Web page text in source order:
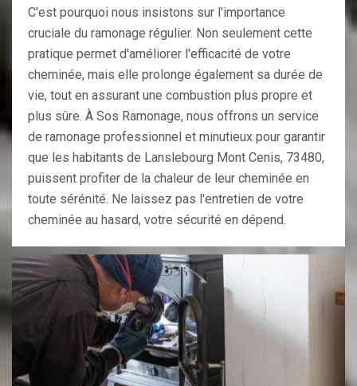
C'est pourquoi nous insistons sur l'importance
cruciale du ramonage régulier. Non seulement cette
pratique permet d'améliorer l'efficacité de votre
cheminée, mais elle prolonge également sa durée de
vie, tout en assurant une combustion plus propre et
plus sûre. À Sos Ramonage, nous offrons un service
de ramonage professionnel et minutieux pour garantir
que les habitants de Lanslebourg Mont Cenis, 73480,
puissent profiter de la chaleur de leur cheminée en
toute sérénité. Ne laissez pas l'entretien de votre
cheminée au hasard, votre sécurité en dépend.